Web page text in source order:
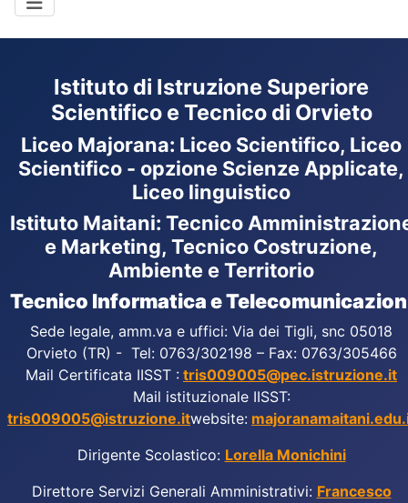
Istituto di Istruzione Superiore
Scientifico e Tecnico di Orvieto
Liceo Majorana: Liceo Scientifico, Liceo
Scientifico - opzione Scienze Applicate,
Liceo linguistico
Istituto Maitani: Tecnico
e Marketing, Tecnico Costruzione,
Ambiente e Territorio
Tecnico Informatica e
Sede legale, amm.va e uffici: Via dei Tigli, snc 05018
Orvieto (TR) - Tel: 0763/302198 – Fax: 0763/305466
Mail Certificata IISST : tris009005@pec.istruzione.it
Mail istituzionale IISST:
tris009005@istruzione.itwebsite:
Dirigente Scolastico: Lorella Monichini
Direttore Servizi Generali Amministrativi: Francesco